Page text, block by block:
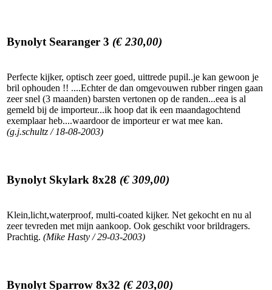
Bynolyt Searanger 3 (€ 230,00)
Perfecte kijker, optisch zeer goed, uittrede pupil..je kan gewoon je
bril ophouden !! ....Echter de dan omgevouwen rubber ringen gaan
zeer snel (3 maanden) barsten vertonen op de randen...eea is al
gemeld bij de importeur...ik hoop dat ik een maandagochtend
exemplaar heb....waardoor de importeur er wat mee kan.
(g.j.schultz / 18-08-2003)
Bynolyt Skylark 8x28 (€ 309,00)
Klein,licht,waterproof, multi-coated kijker. Net gekocht en nu al
zeer tevreden met mijn aankoop. Ook geschikt voor brildragers.
Prachtig. (Mike Hasty / 29-03-2003)
Bynolyt Sparrow 8x32 (€ 203,00)